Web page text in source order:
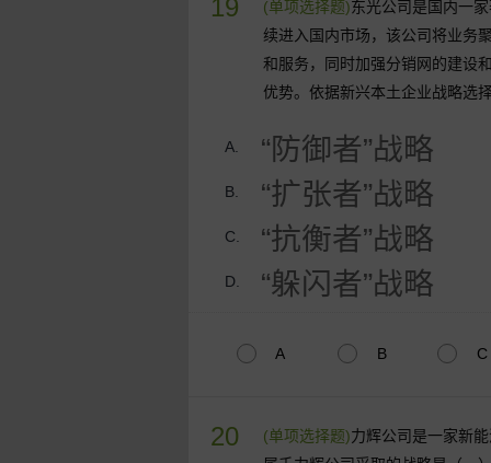
19 (单项选择题)东光公司是国内一
续进入国内市场，该公司将业务
和服务，同时加强分销网的建设
优势。依据新兴本土企业战略选
A. “防御者”战略
B. “扩张者”战略
C. “抗衡者”战略
D. “躲闪者”战略
A B C
20 (单项选择题)力辉公司是一家新